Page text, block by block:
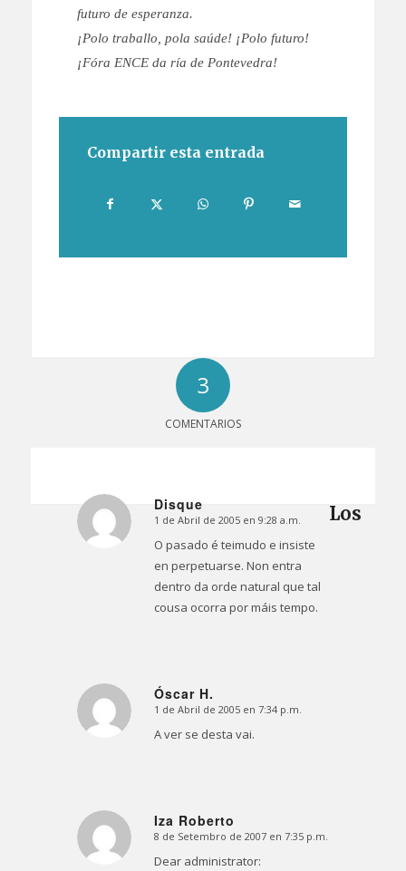
futuro de esperanza.
¡Polo traballo, pola saúde! ¡Polo futuro!
¡Fóra ENCE da ría de Pontevedra!
Compartir esta entrada
3
COMENTARIOS
Disque
Dice:
1 de Abril de 2005 en 9:28 a.m.
O pasado é teimudo e insiste
en perpetuarse. Non entra
dentro da orde natural que tal
cousa ocorra por máis tempo.
Óscar H.
Dice:
1 de Abril de 2005 en 7:34 p.m.
A ver se desta vai.
Iza Roberto
Dice:
8 de Setembro de 2007 en 7:35 p.m.
Dear administrator:
Los